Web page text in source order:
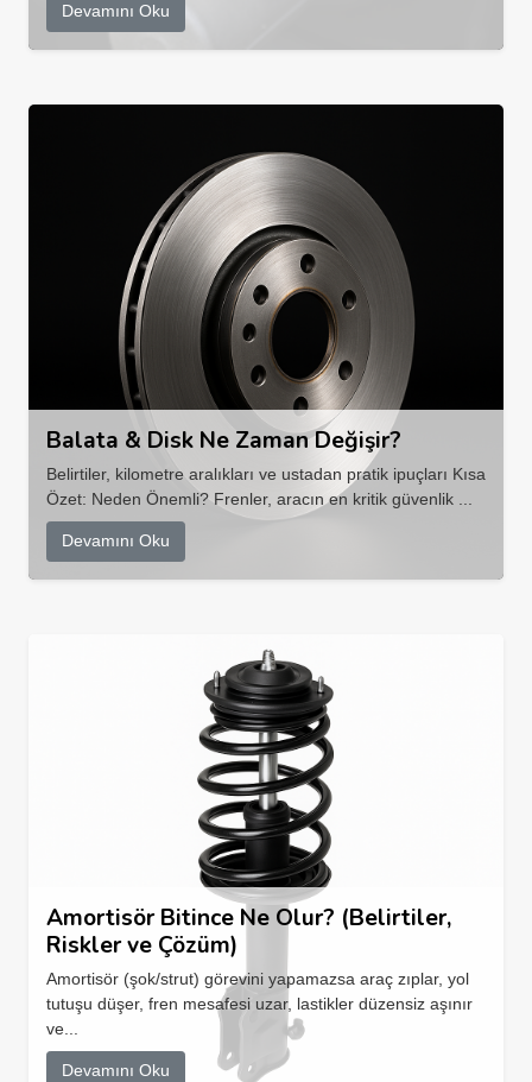
Devamını Oku
Balata & Disk Ne Zaman Değişir?
Belirtiler, kilometre aralıkları ve ustadan pratik ipuçları Kısa
Özet: Neden Önemli? Frenler, aracın en kritik güvenlik ...
Devamını Oku
Amortisör Bitince Ne Olur? (Belirtiler,
Riskler ve Çözüm)
Amortisör (şok/strut) görevini yapamazsa araç zıplar, yol
tutuşu düşer, fren mesafesi uzar, lastikler düzensiz aşınır
ve...
Devamını Oku